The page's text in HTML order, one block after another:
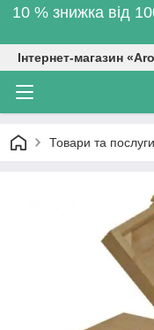
10 % знижка від
Інтернет-магазин
Товари та послуги